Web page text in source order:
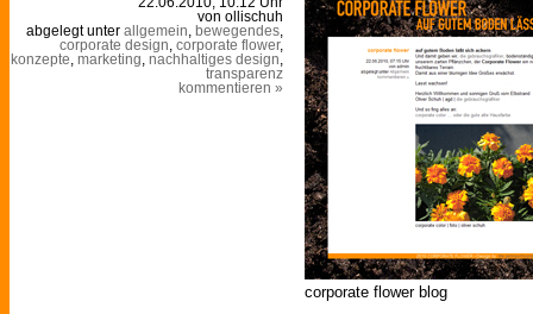
von ollischuh
abgelegt unter allgemein bewegendes
corporate design corporate flower,
konzepte marketing nachhaltiges design
transparenz
kommentieren »
corporate flower blog